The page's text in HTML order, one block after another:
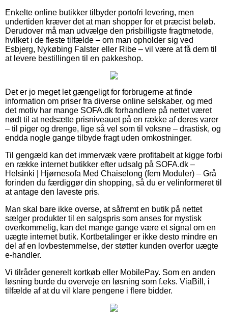
Enkelte online butikker tilbyder portofri levering, men
undertiden kræver det at man shopper for et præcist beløb.
Derudover må man udvælge den prisbilligste fragtmetode,
hvilket i de fleste tilfælde – om man opholder sig ved
Esbjerg, Nykøbing Falster eller Ribe – vil være at få dem til
at levere bestillingen til en pakkeshop.
Det er jo meget let gængeligt for forbrugerne at finde
information om priser fra diverse online selskaber, og med
det motiv har mange SOFA.dk forhandlere på nettet været
nødt til at nedsætte prisniveauet på en række af deres varer
– til piger og drenge, lige så vel som til voksne – drastisk, og
endda nogle gange tilbyde fragt uden omkostninger.
Til gengæld kan det immervæk være profitabelt at kigge forbi
en række internet butikker efter udsalg på SOFA.dk –
Helsinki | Hjørnesofa Med Chaiselong (fem Moduler) – Grå
forinden du færdiggør din shopping, så du er velinformeret til
at antage den laveste pris.
Man skal bare ikke overse, at såfremt en butik på nettet
sælger produkter til en salgspris som anses for mystisk
overkommelig, kan det mange gange være et signal om en
uægte internet butik. Kortbetalinger er ikke desto mindre en
del af en lovbestemmelse, der støtter kunden overfor uægte
e-handler.
Vi tilråder generelt kortkøb eller MobilePay. Som en anden
løsning burde du overveje en løsning som f.eks. ViaBill, i
tilfælde af at du vil klare pengene i flere bidder.